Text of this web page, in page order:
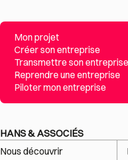
Mon projet
Créer son entreprise
Transmettre son entreprise
Reprendre une entreprise
Piloter mon entreprise
HANS & ASSOCIÉS
Nous découvrir